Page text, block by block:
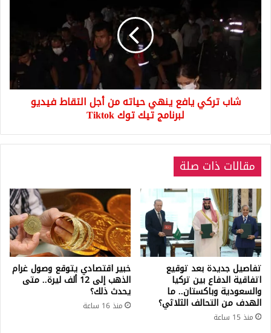
ينهي
حياته
التقاط
فيديو
لبرنامج
Tiktok
شاب تركي يافع ينهي حياته من أجل التقاط فيديو
لبرنامج تيك توك Tiktok
مقالات ذات صلة
تفاصيل جديدة بعد توقيع
اتفاقية الدفاع بين تركيا
والسعودية وباكستان.. ما
الهدف من التحالف الثلاثي؟
منذ 15 ساعة
خبير اقتصادي يتوقع وصول غرام
الذهب إلى 12 ألف ليرة.. متى
يحدث ذلك؟
منذ 16 ساعة